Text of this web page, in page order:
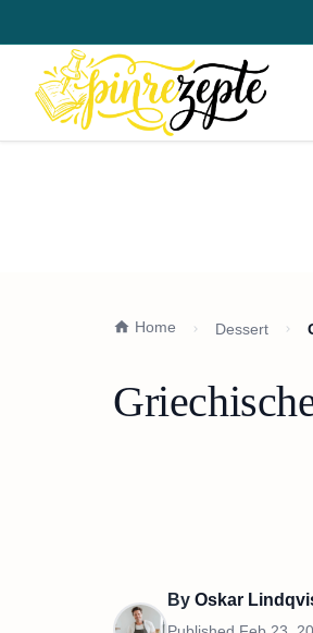
Home Dessert
By Oskar